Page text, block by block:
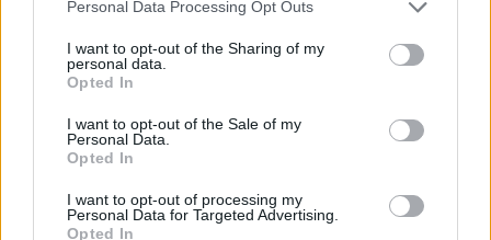
not limited to your visit or usage behaviour. You may click to
grant or deny consent to Google and its third-party tags to
use your data for below specified purposes in below Google
consent section.
Personal Data Processing Opt Outs
I want to opt-out of the Sharing of my
personal data.
Opted In
I want to opt-out of the Sale of my
Personal Data.
Opted In
I want to opt-out of processing my
Personal Data for Targeted Advertising.
Opted In
pop, με συμμετοχή των PSY, Taeyang, Jeon Somi,
Allday Project και MEOVV, καθώς και στην
παγκόσμια κοινότητα των θαυμαστών που κινεί τη
βιομηχανία.